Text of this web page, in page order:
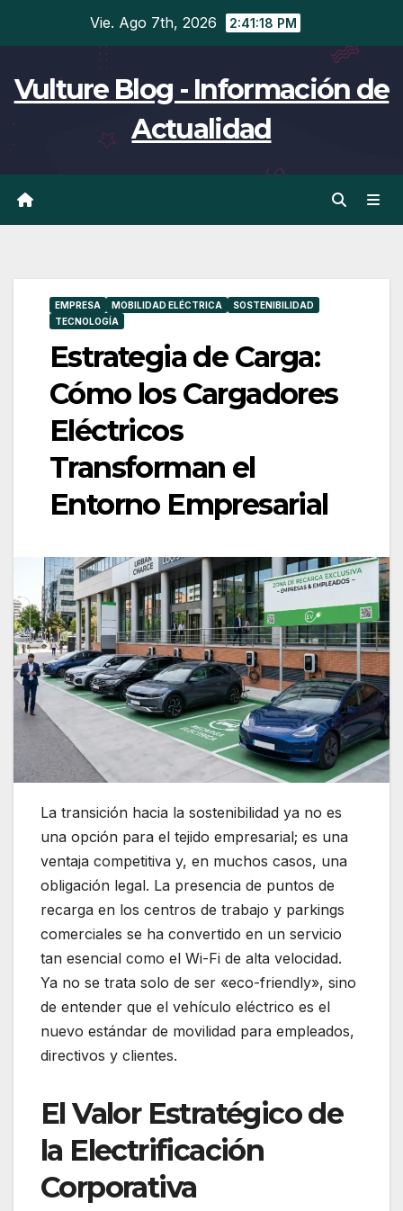
Vie. Ago 7th, 2026 2:41:19 PM
Vulture Blog - Información de
Actualidad
EMPRESA MOBILIDAD ELÉCTRICA
SOSTENIBILIDAD
TECNOLOGÍA
Estrategia de Carga:
Cómo los Cargadores
Eléctricos
Transforman el
Entorno Empresarial
La transición hacia la sostenibilidad ya no es
una opción para el tejido empresarial; es una
ventaja competitiva y, en muchos casos, una
obligación legal. La presencia de puntos de
recarga en los centros de trabajo y parkings
comerciales se ha convertido en un servicio
tan esencial como el Wi-Fi de alta velocidad.
Ya no se trata solo de ser «eco-friendly», sino
de entender que el vehículo eléctrico es el
nuevo estándar de movilidad para empleados,
directivos y clientes.
El Valor Estratégico de
la Electrificación
Corporativa